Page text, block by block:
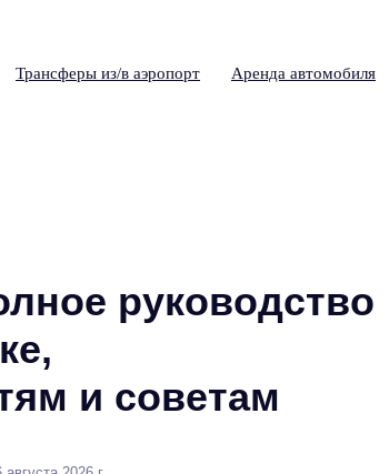
Трансферы из/в аэропорт Аренда автомобиля
руководство
и советам